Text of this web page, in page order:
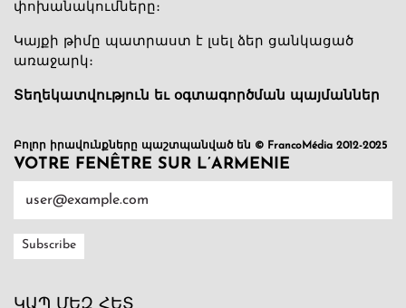
փոխանակումները։
Կայքի թիմը պատրաստ է լսել ձեր ցանկացած
առաջարկ։
Տեղեկատվություն եւ օգտագործման պայմաններ
Բոլոր իրավունքները պաշտպանված են © FrancoMédia 2012-2025
VOTRE FENÊTRE SUR L’ARMENIE